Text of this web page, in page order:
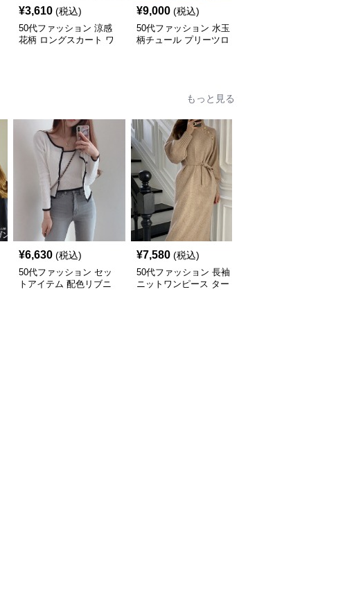
¥3,610 (税込)
50代ファッション 涼感
花柄 ロングスカート ワ
¥9,000 (税込)
50代ファッション 水玉
柄チュール プリーツロ
もっと見る
¥6,630 (税込)
50代ファッション セッ
トアイテム 配色リブニ
¥7,580 (税込)
50代ファッション 長袖
ニットワンピース ター